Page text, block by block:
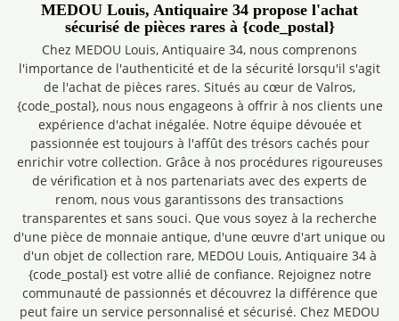
MEDOU Louis, Antiquaire 34 propose l'achat
sécurisé de pièces rares à {code_postal}
Chez MEDOU Louis, Antiquaire 34, nous comprenons
l'importance de l'authenticité et de la sécurité lorsqu'il s'agit
de l'achat de pièces rares. Situés au cœur de Valros,
{code_postal}, nous nous engageons à offrir à nos clients une
expérience d'achat inégalée. Notre équipe dévouée et
passionnée est toujours à l'affût des trésors cachés pour
enrichir votre collection. Grâce à nos procédures rigoureuses
de vérification et à nos partenariats avec des experts de
renom, nous vous garantissons des transactions
transparentes et sans souci. Que vous soyez à la recherche
d'une pièce de monnaie antique, d'une œuvre d'art unique ou
d'un objet de collection rare, MEDOU Louis, Antiquaire 34 à
{code_postal} est votre allié de confiance. Rejoignez notre
communauté de passionnés et découvrez la différence que
peut faire un service personnalisé et sécurisé. Chez MEDOU